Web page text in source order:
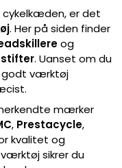
cykelkæden, er det
. Her på siden finder
og
stifter. Uanset om du
godt værktøj
mærker
, Prestacycle,
kvalitet og
sikrer du